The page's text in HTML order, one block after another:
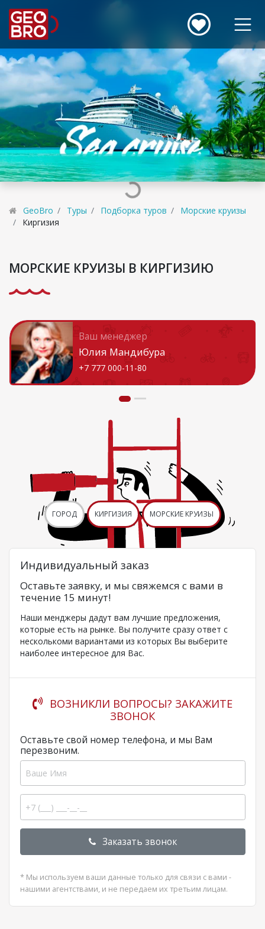
GeoBro Туры Подборка туров
Морские круизы
Киргизия
МОРСКИЕ КРУИЗЫ В КИРГИЗИЮ
Индивидуальный заказ
Оставьте заявку, и мы свяжемся с вами в
течение 15 минут!
Наши менджеры дадут вам лучшие предложения,
которые есть на рынке. Вы получите сразу ответ с
несколькоми вариантами из которых Вы выберите
наиболее интересное для Вас.
ВОЗНИКЛИ ВОПРОСЫ? ЗАКАЖИТЕ
ЗВОНОК
Оставьте свой номер телефона, и мы Вам
перезвоним.
Заказать звонок
* Мы используем ваши данные только для связи с вами -
нашими агентствами, и не передаем их третьим лицам.
Ваш менеджер
Юлия Мандибура
+7 777 000-11-80
ГОРОД КИРГИЗИЯ МОРСКИЕ КРУИЗЫ